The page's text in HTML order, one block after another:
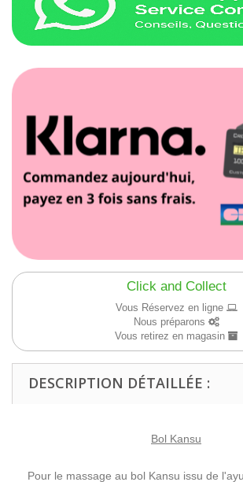
Click and Collect
Vous Réservez en ligne
Nous préparons
Vous retirez en magasin
DESCRIPTION DÉTAILLÉE :
Bol Kansu
Pour le massage au bol Kansu issu de